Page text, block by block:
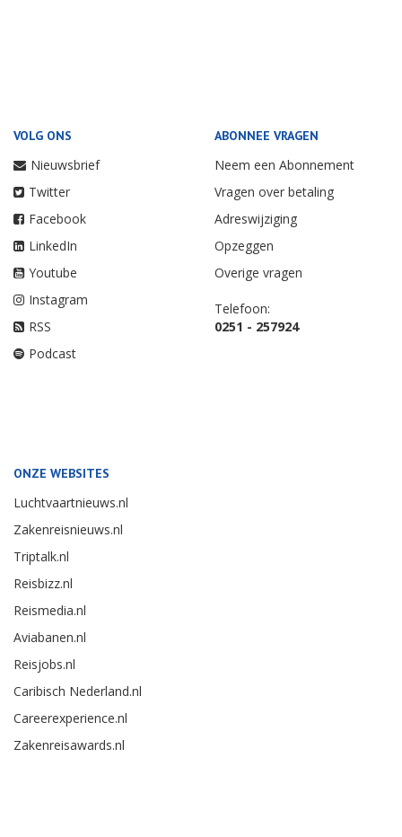
VOLG ONS
Nieuwsbrief
Twitter
Facebook
LinkedIn
Youtube
Instagram
RSS
Podcast
ABONNEE VRAGEN
Neem een Abonnement
Vragen over betaling
Adreswijziging
Opzeggen
Overige vragen
Telefoon:
0251 - 257924
ONZE WEBSITES
Luchtvaartnieuws.nl
Zakenreisnieuws.nl
Triptalk.nl
Reisbizz.nl
Reismedia.nl
Aviabanen.nl
Reisjobs.nl
Caribisch Nederland.nl
Careerexperience.nl
Zakenreisawards.nl